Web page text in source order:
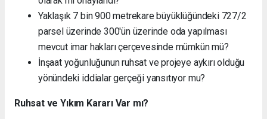
Yaklaşık 7 bin 900 metrekare büyüklüğündeki 727/2
parsel üzerinde 300'ün üzerinde oda yapılması
mevcut imar hakları çerçevesinde mümkün mü?
İnşaat yoğunluğunun ruhsat ve projeye aykırı olduğu
yönündeki iddialar gerçeği yansıtıyor mu?
Ruhsat ve Yıkım Kararı Var mı?